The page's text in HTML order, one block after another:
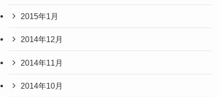
2015年1月
2014年12月
2014年11月
2014年10月